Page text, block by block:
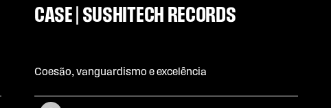
CASE | SUSHITECH RECORDS
Coesão, vanguardismo e excelência